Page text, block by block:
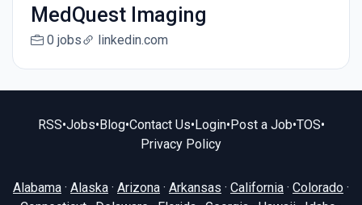
MedQuest Imaging
0 jobs linkedin.com
RSS•Jobs•Blog•Contact Us•Login•Post a Job•TOS•
Privacy Policy
Alabama · Alaska · Arizona · Arkansas · California · Colorado ·